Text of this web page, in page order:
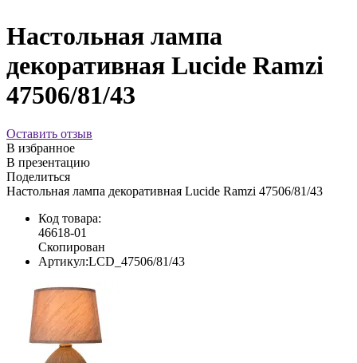
Настольная лампа
декоративная Lucide Ramzi
47506/81/43
Оставить отзыв
В избранное
В презентацию
Поделиться
Настольная лампа декоративная Lucide Ramzi 47506/81/43
Код товара:
46618-01
Скопирован
Артикул:LCD_47506/81/43